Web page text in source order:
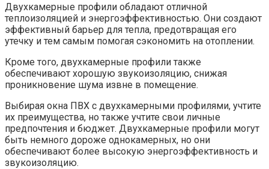
Двухкамерные профили обладают отличной
теплоизоляцией и энергоэффективностью.​ Они создают
эффективный барьер для тепла, предотвращая его
утечку и тем самым помогая сэкономить на отоплении.​
Кроме того, двухкамерные профили также
обеспечивают хорошую звукоизоляцию, снижая
проникновение шума извне в помещение.​
Выбирая окна ПВХ с двухкамерными профилями, учтите
их преимущества, но также учтите свои личные
предпочтения и бюджет.​ Двухкамерные профили могут
быть немного дороже однокамерных, но они
обеспечивают более высокую энергоэффективность и
звукоизоляцию.